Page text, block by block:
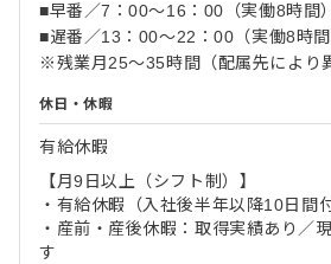
■早番／7：00～16：00（実働8時間）
■遅番／13：00～22：00（実働8時間
※残業月25～35時間（配属先により
休日・休暇
有給休暇
【月9日以上（シフト制）】
・有給休暇（入社後半年以降10日間
・産前・産後休暇：取得実績あり／
す